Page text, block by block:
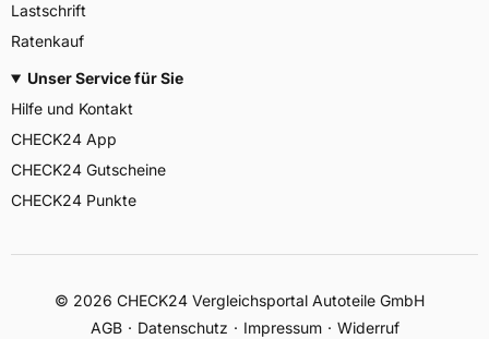
Lastschrift
Ratenkauf
Unser Service für Sie
Hilfe und Kontakt
CHECK24 App
CHECK24 Gutscheine
CHECK24 Punkte
© 2026 CHECK24 Vergleichsportal Autoteile GmbH
AGB
Datenschutz Impressum Widerruf